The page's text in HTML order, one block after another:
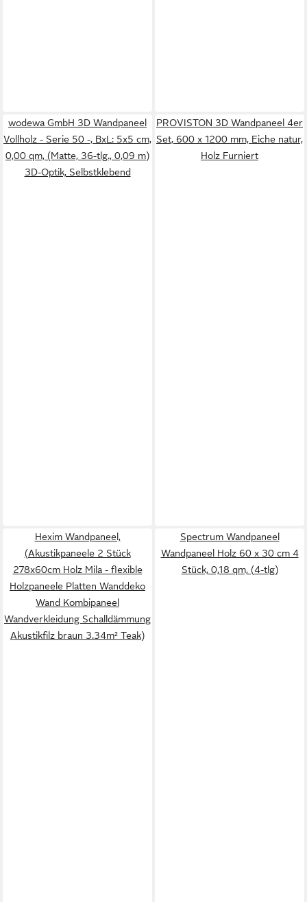
wodewa GmbH 3D Wandpaneel
Vollholz - Serie 50 -, BxL: 5x5 cm,
0,00 qm, (Matte, 36-tlg., 0,09 m)
3D-Optik, Selbstklebend
PROVISTON 3D Wandpaneel 4er
Set, 600 x 1200 mm, Eiche natur,
Holz Furniert
Hexim Wandpaneel,
(Akustikpaneele 2 Stück
278x60cm Holz Mila - flexible
Holzpaneele Platten Wanddeko
Wand Kombipaneel
Wandverkleidung Schalldämmung
Akustikfilz braun 3.34m² Teak)
Spectrum Wandpaneel
Wandpaneel Holz 60 x 30 cm 4
Stück, 0,18 qm, (4-tlg)